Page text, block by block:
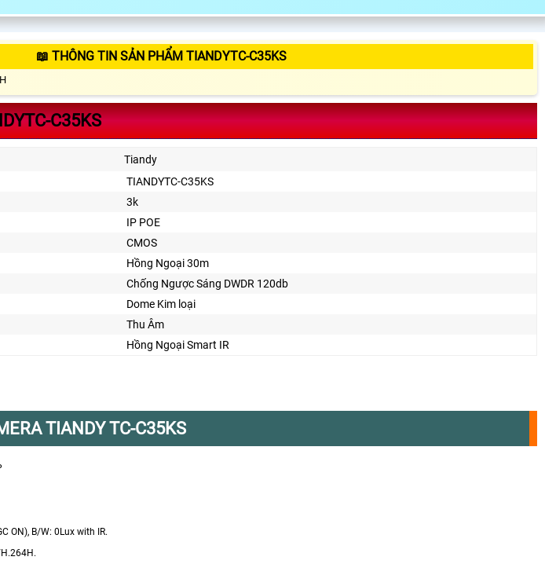
📖 THÔNG TIN SẢN PHẨM TIANDYTC-C35KS
C35KS
Tiandy
TIANDYTC-C35KS
3k
IP POE
CMOS
Hồng Ngoại 30m
Chống Ngược Sáng DWDR 120db
Dome Kim loại
Thu Âm
Hồng Ngoại Smart IR
TIANDY TC-C35KS
ON), B/W: 0Lux with IR.